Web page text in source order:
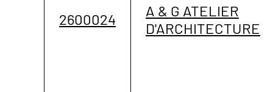
2600024
A & G ATELIER
D'ARCHITECTURE